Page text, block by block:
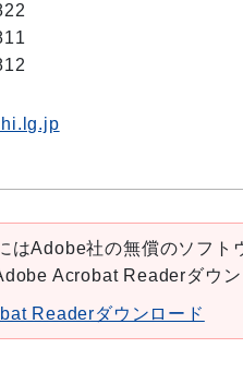
はAdobe社の無償のソフ
Acrobat Readerダウ
Readerダウンロード